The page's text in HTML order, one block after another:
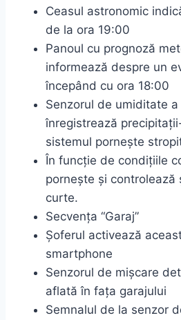
Ceasul astronomic
de la ora 19:00
Panoul cu prognoză
informează despre un
începând cu ora 18:00
Senzorul de umiditate a
înregistrează
sistemul pornește
În funcție de condițiile
pornește și controlează
curte.
Secvența “Garaj”
Șoferul activează
smartphone
Senzorul de mișcare
aflată în fața garajului
Semnalul de la senzor